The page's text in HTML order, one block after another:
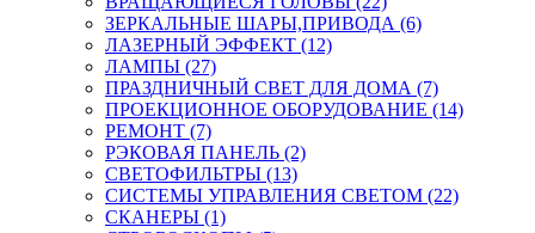
ЗЕРКАЛЬНЫЕ ШАРЫ,ПРИВОДА (6)
ЛАЗЕРНЫЙ ЭФФЕКТ (12)
ЛАМПЫ (27)
ПРАЗДНИЧНЫЙ СВЕТ ДЛЯ ДОМА (7)
ПРОЕКЦИОННОЕ ОБОРУДОВАНИЕ (14)
РЕМОНТ (7)
РЭКОВАЯ ПАНЕЛЬ (2)
СВЕТОФИЛЬТРЫ (13)
СИСТЕМЫ УПРАВЛЕНИЯ СВЕТОМ (22)
СКАНЕРЫ (1)